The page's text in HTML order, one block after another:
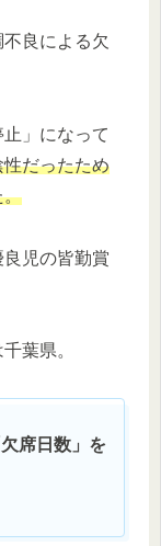
良による欠
」になって
性だったため
。
児の皆勤賞
葉県。
席日数」を